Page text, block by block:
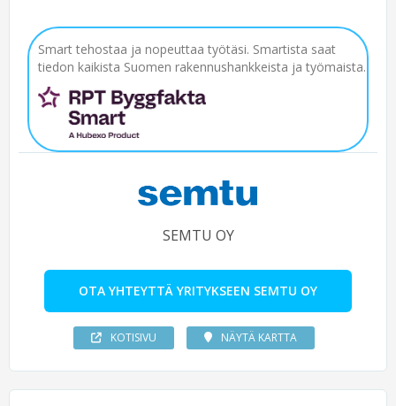
Smart tehostaa ja nopeuttaa työtäsi. Smartista saat
tiedon kaikista Suomen rakennushankkeista ja työmaista.
SEMTU OY
OTA YHTEYTTÄ YRITYKSEEN SEMTU OY
KOTISIVU NÄYTÄ KARTTA